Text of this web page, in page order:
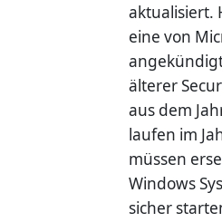
aktualisiert.
eine von
älterer
aus dem
laufen im
müssen
Windows
sicher